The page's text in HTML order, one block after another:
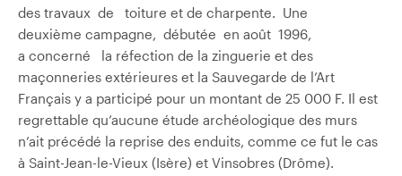
des travaux de toiture et de charpente. Une
deuxième campagne, débutée en août 1996,
a concerné la réfection de la zinguerie et des
maçonneries extérieures et la Sauvegarde de l’Art
Français y a participé pour un montant de 25 000 F. Il est
regrettable qu’aucune étude archéologique des murs
n’ait précédé la reprise des enduits, comme ce fut le cas
à Saint-Jean-le-Vieux (Isère) et Vinsobres (Drôme).